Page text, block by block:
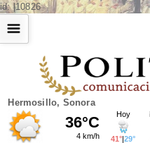
id: |10826
Hermosillo, Sonora
☰